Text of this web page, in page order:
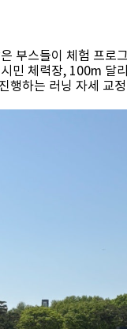
부스들이 체험 프
민 체력장, 100m 달
하는 러닝 자세 교